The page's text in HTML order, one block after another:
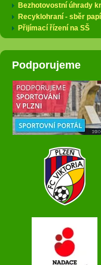
Bezhotovostní úhrady
Recyklohraní - sběr
Přijímací řízení na SŠ
Podporujeme